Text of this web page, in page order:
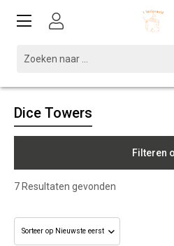
Dice Towers
Filteren
7 Resultaten gevonden